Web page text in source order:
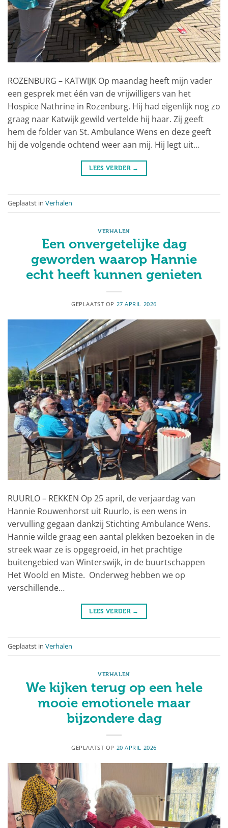
ROZENBURG – KATWIJK Op maandag heeft mijn vader
een gesprek met één van de vrijwilligers van het
Hospice Nathrine in Rozenburg. Hij had eigenlijk nog zo
graag naar Katwijk gewild vertelde hij haar. Zij geeft
hem de folder van St. Ambulance Wens en deze geeft
hij de volgende ochtend weer aan mij. Hij legt uit…
LEES VERDER →
Geplaatst in Verhalen
VERHALEN
Een onvergetelijke dag
geworden waarop Hannie
echt heeft kunnen genieten
GEPLAATST OP 27 APRIL 2026
RUURLO – REKKEN Op 25 april, de verjaardag van
Hannie Rouwenhorst uit Ruurlo, is een wens in
vervulling gegaan dankzij Stichting Ambulance Wens.
Hannie wilde graag een aantal plekken bezoeken in de
streek waar ze is opgegroeid, in het prachtige
buitengebied van Winterswijk, in de buurtschappen
Het Woold en Miste. Onderweg hebben we op
verschillende…
LEES VERDER →
Geplaatst in Verhalen
VERHALEN
We kijken terug op een hele
mooie emotionele maar
bijzondere dag
GEPLAATST OP 20 APRIL 2026